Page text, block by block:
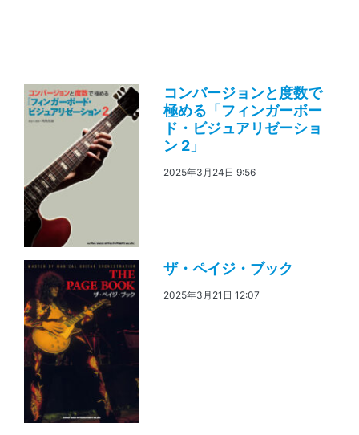
コンバージョンと度数で
極める「フィンガーボー
ド・ビジュアリゼーショ
ン 2」
2025年3月24日 9:56
ザ・ペイジ・ブック
2025年3月21日 12:07